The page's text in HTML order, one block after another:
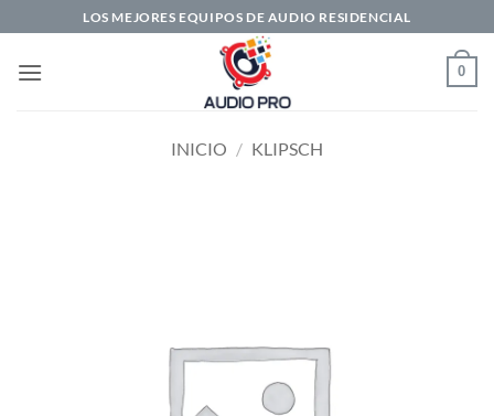
al
contenido
LOS MEJORES EQUIPOS DE AUDIO RESIDENCIAL
0
INICIO / KLIPSCH